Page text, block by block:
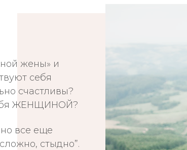
жены» и
себя
счастливы?
ЖЕНЩИНОЙ?
все еще
стыдно”.